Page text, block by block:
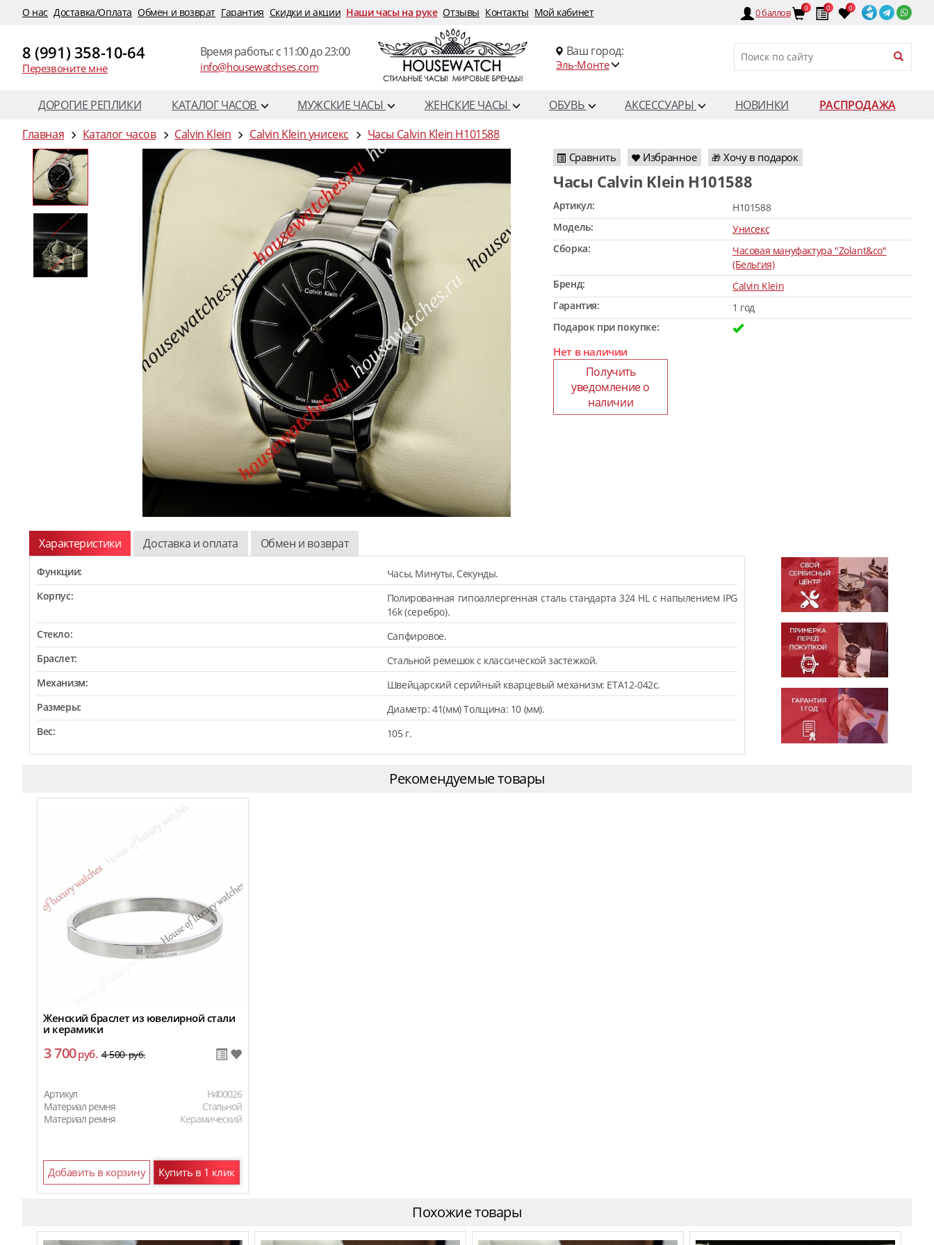
O нас Доставка/Оплата Обмен и возврат Гарантия Скидки и акции Наши часы на руке Отзывы Контакты Мой кабинет 0баллов 0 0 0
8 (991) 358-10-64
Перезвоните мне
Время работы: c 11:00 до 23:00
info@housewatchses.com
Ваш город:
Эль-Монте
ДОРОГИЕ РЕПЛИКИ КАТАЛОГ ЧАСОВ МУЖСКИЕ ЧАСЫ ЖЕНСКИЕ ЧАСЫ ОБУВЬ АКСЕССУАРЫ НОВИНКИ
РАСПРОДАЖА
Главная
Каталог часов Calvin Klein Calvin Klein унисекс Часы Calvin Klein H101588
Сравнить Избранное 🎁 Хочу в подарок
Часы Calvin Klein H101588
Артикул:
H101588
Модель:
Унисекс
Сборка:
Часовая мануфактура "Zolant&co"
(Бельгия)
Бренд:
Calvin Klein
Гарантия:
1 год
Подарок при покупке:
Нет в наличии
Получить
уведомление о
наличии
Характеристики Доставка и оплата Обмен и возврат
Функции:
Часы, Минуты, Секунды.
Корпус:
Полированная гипоаллергенная сталь стандарта 324 HL с напылением IPG
16k (серебро).
Стекло:
Сапфировое.
Браслет:
Стальной ремешок с классической застежкой.
Механизм:
Швейцарский серийный кварцевый механизм: ETA12-042c.
Размеры:
Диаметр: 41(мм) Толщина: 10 (мм).
Вес:
105 г.
Рекомендуемые товары
Женский браслет из ювелирной стали
и керамики
3 700руб. 4 500руб.
Артикул
H400026
Материал ремня
Стальной
Материал ремня
Керамический
Добавить в корзину Купить в 1 клик
Похожие товары